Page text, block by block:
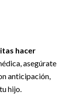
hacer
asegúrate
anticipación,
hijo.